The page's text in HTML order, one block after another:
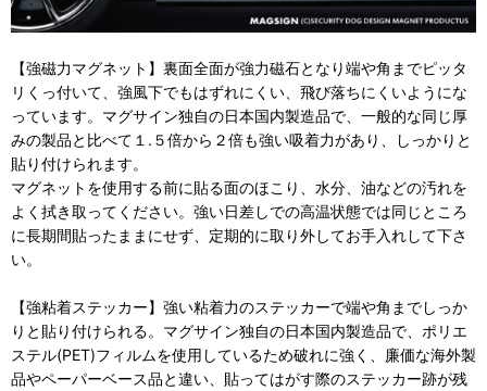
【強磁力マグネット】裏面全面が強力磁石となり端や角までピッタ
リくっ付いて、強風下でもはずれにくい、飛び落ちにくいようにな
っています。マグサイン独自の日本国内製造品で、一般的な同じ厚
みの製品と比べて１.５倍から２倍も強い吸着力があり、しっかりと
貼り付けられます。
マグネットを使用する前に貼る面のほこり、水分、油などの汚れを
よく拭き取ってください。強い日差しでの高温状態では同じところ
に長期間貼ったままにせず、定期的に取り外してお手入れして下さ
い。
【強粘着ステッカー】強い粘着力のステッカーで端や角までしっか
りと貼り付けられる。マグサイン独自の日本国内製造品で、ポリエ
ステル(PET)フィルムを使用しているため破れに強く、廉価な海外製
品やペーパーベース品と違い、貼ってはがす際のステッカー跡が残